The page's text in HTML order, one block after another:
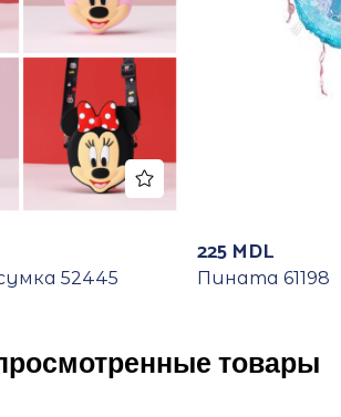
52445
225 MDL
Пината 61198
товары